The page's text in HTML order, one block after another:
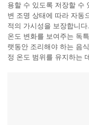
용할 수 있도록 저장할 수
변 조명 상태에 따라 자동
적의 가시성을 보장합니
온도 변화를 보여주는 독
랫동안 조리해야 하는 음
정 온도 범위를 유지하는